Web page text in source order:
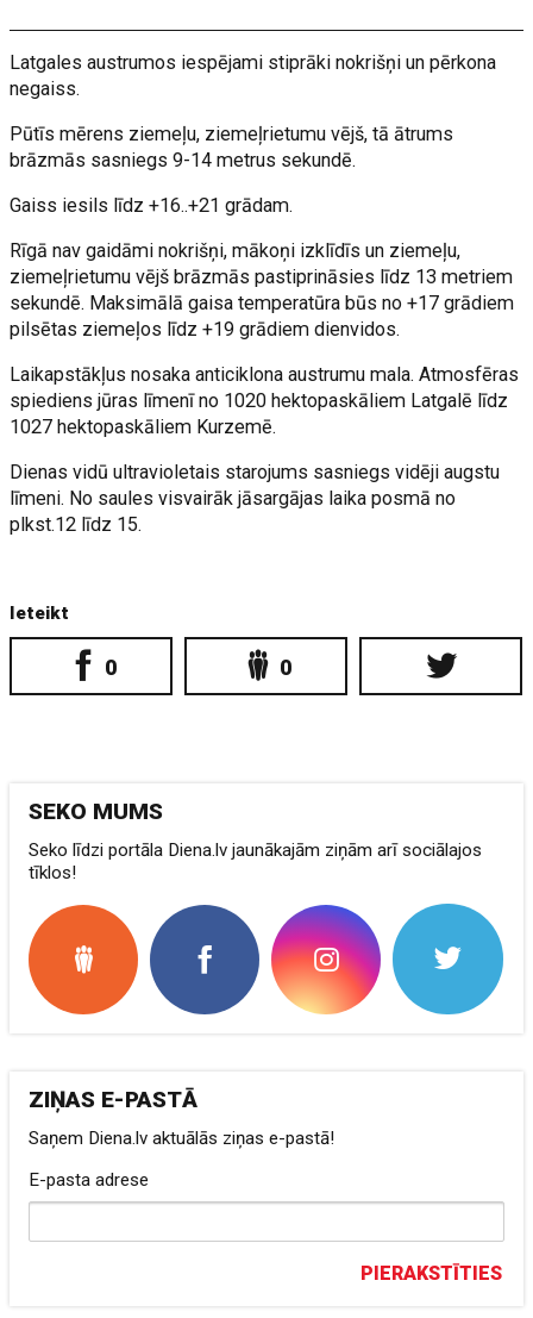
Latgales austrumos iespējami stiprāki nokrišņi un pērkona
negaiss.
Pūtīs mērens ziemeļu, ziemeļrietumu vējš, tā ātrums
brāzmās sasniegs 9-14 metrus sekundē.
Gaiss iesils līdz +16..+21 grādam.
Rīgā nav gaidāmi nokrišņi, mākoņi izklīdīs un ziemeļu,
ziemeļrietumu vējš brāzmās pastiprināsies līdz 13 metriem
sekundē. Maksimālā gaisa temperatūra būs no +17 grādiem
pilsētas ziemeļos līdz +19 grādiem dienvidos.
Laikapstākļus nosaka anticiklona austrumu mala. Atmosfēras
spiediens jūras līmenī no 1020 hektopaskāliem Latgalē līdz
1027 hektopaskāliem Kurzemē.
Dienas vidū ultravioletais starojums sasniegs vidēji augstu
līmeni. No saules visvairāk jāsargājas laika posmā no
plkst.12 līdz 15.
Ieteikt
0 0
SEKO MUMS
Seko līdzi portāla Diena.lv jaunākajām ziņām arī sociālajos
tīklos!
ZIŅAS E-PASTĀ
Saņem Diena.lv aktuālās ziņas e-pastā!
E-pasta adrese
PIERAKSTĪTIES